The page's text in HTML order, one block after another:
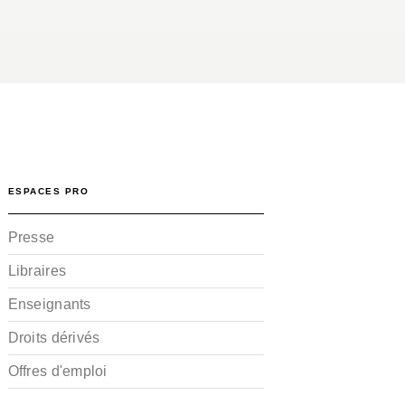
ESPACES PRO
Presse
Libraires
Enseignants
Droits dérivés
Offres d'emploi